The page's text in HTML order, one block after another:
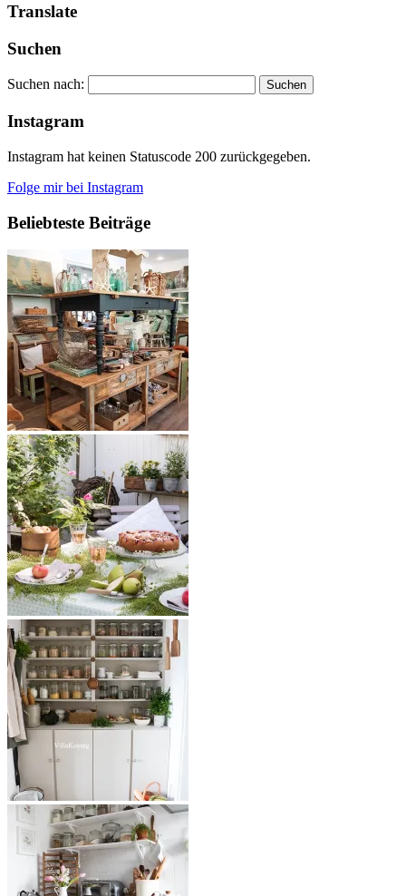
Translate
Suchen
Suchen nach:
Instagram
Instagram hat keinen Statuscode 200 zurückgegeben.
Folge mir bei Instagram
Beliebteste Beiträge